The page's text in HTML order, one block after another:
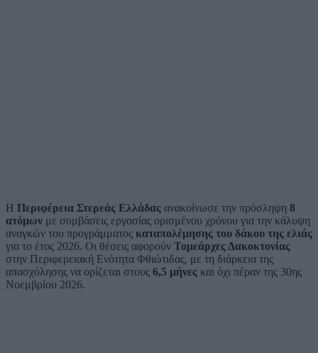
Η Περιφέρεια Στερεάς Ελλάδας ανακοίνωσε την πρόσληψη 8
ατόμων με συμβάσεις εργασίας ορισμένου χρόνου για την κάλυψη
αναγκών του προγράμματος καταπολέμησης του δάκου της ελιάς
για το έτος 2026. Οι θέσεις αφορούν Τομεάρχες Δακοκτονίας
στην Περιφερειακή Ενότητα Φθιώτιδας, με τη διάρκεια της
απασχόλησης να ορίζεται στους 6,5 μήνες και όχι πέραν της 30ης
Νοεμβρίου 2026.